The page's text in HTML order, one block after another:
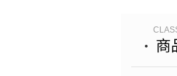
商